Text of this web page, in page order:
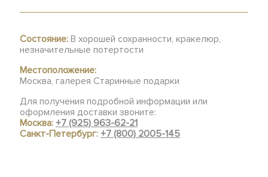
Состояние: В хорошей сохранности, кракелюр,
незначительные потертости
Местоположение:
Москва, галерея Старинные подарки
Для получения подробной информации или
оформления доставки звоните:
Москва:+7 (925) 963-62-21
Санкт-Петербург:+7 (800) 2005-145